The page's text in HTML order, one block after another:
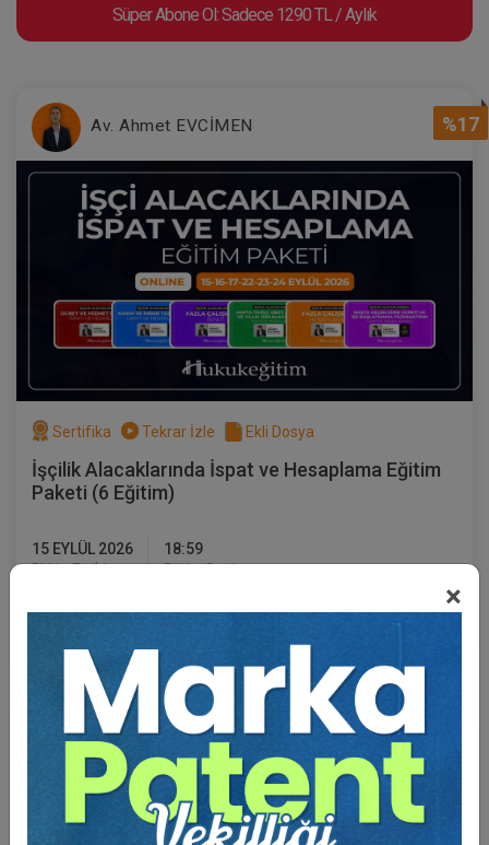
×
Süper Abone Ol: Sadece 1290 TL / Aylık
%17
Av. Ahmet EVCİMEN
Sertifika Tekrar İzle Ekli Dosya
İşçilik Alacaklarında İspat ve Hesaplama Eğitim
Paketi (6 Eğitim)
15 EYLÜL 2026
Eğitim Tarihi
18:59
Eğitim Saati
Sepete Ekle
Av. Ahmet EVCİMEN